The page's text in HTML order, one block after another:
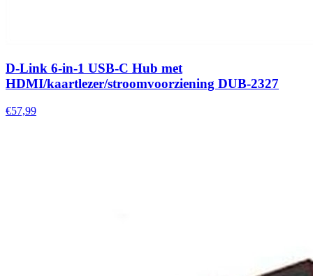
D-Link 6-in-1 USB-C Hub met
HDMI/kaartlezer/stroomvoorziening DUB-2327
€57,99